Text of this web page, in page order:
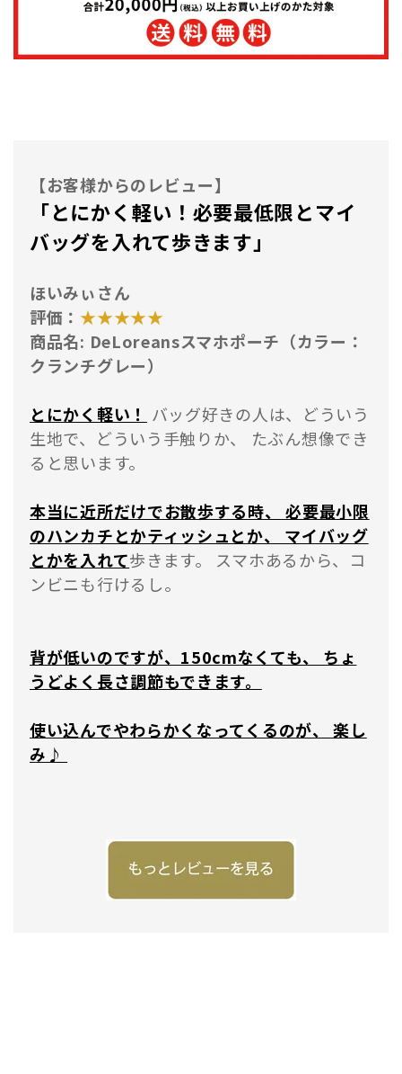
【お客様からのレビュー】
「とにかく軽い！必要最低限とマイ
バッグを入れて歩きます」
ほいみぃさん
評価： ★★★★★
商品名: DeLoreansスマホポーチ（カラー：
クランチグレー）
とにかく軽い！ バッグ好きの人は、どういう
生地で、どういう手触りか、 たぶん想像でき
ると思います。
本当に近所だけでお散歩する時、 必要最小限
のハンカチとかティッシュとか、 マイバッグ
とかを入れて歩きます。 スマホあるから、コ
ンビニも行けるし。
背が低いのですが、150cmなくても、 ちょ
うどよく長さ調節もできます。
使い込んでやわらかくなってくるのが、 楽し
み♪